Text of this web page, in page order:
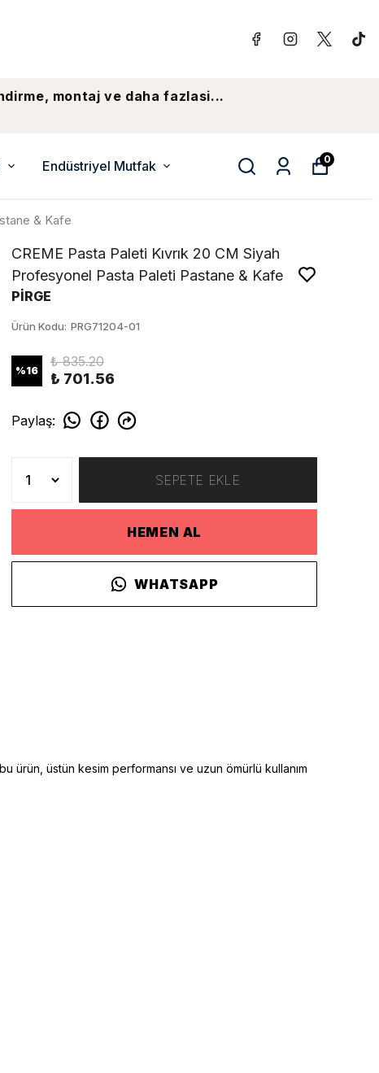
montaj ve daha fazlasi...
Endüstriyel Mutfak 0
& Kafe
CREME Pasta Paleti Kıvrık 20 CM Siyah
Profesyonel Pasta Paleti Pastane & Kafe
PİRGE
Ürün Kodu: PRG71204-01
%16
₺ 835.20
₺ 701.56
Paylaş:
SEPETE EKLE
HEMEN AL
WHATSAPP
ürün, üstün kesim performansı ve uzun ömürlü kullanım